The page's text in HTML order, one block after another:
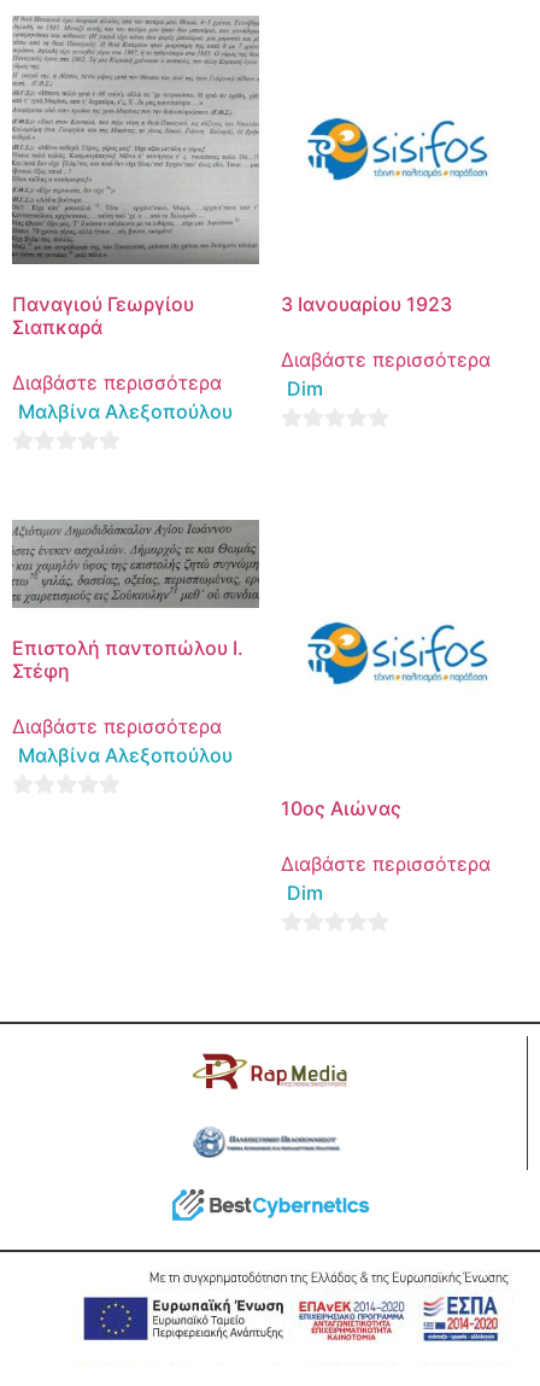
Παναγιού Γεωργίου
Σιαπκαρά
Διαβάστε περισσότερα
Μαλβίνα Αλεξοπούλου
of
5
3 Ιανουαρίου 1923
Διαβάστε περισσότερα
Dim
Επιστολή παντοπώλου Ι.
Στέφη
Διαβάστε περισσότερα
Μαλβίνα Αλεξοπούλου
10ος Αιώνας
Διαβάστε περισσότερα
Dim